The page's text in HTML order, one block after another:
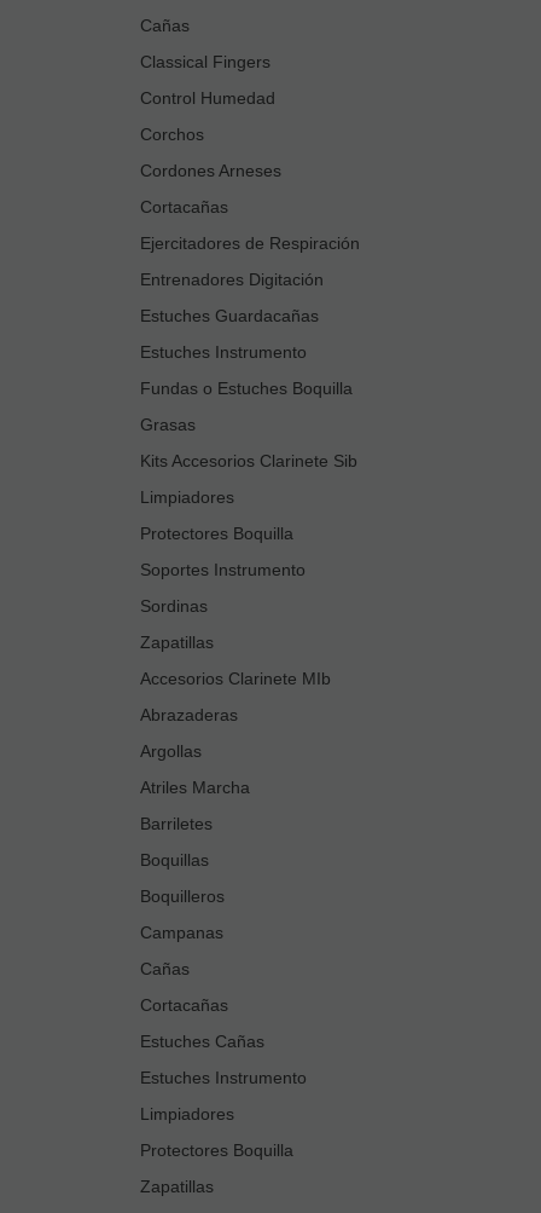
Cañas
Classical Fingers
Control Humedad
Corchos
Cordones Arneses
Cortacañas
Ejercitadores de Respiración
Entrenadores Digitación
Estuches Guardacañas
Estuches Instrumento
Fundas o Estuches Boquilla
Grasas
Kits Accesorios Clarinete Sib
Limpiadores
Protectores Boquilla
Soportes Instrumento
Sordinas
Zapatillas
Accesorios Clarinete MIb
Abrazaderas
Argollas
Atriles Marcha
Barriletes
Boquillas
Boquilleros
Campanas
Cañas
Cortacañas
Estuches Cañas
Estuches Instrumento
Limpiadores
Protectores Boquilla
Zapatillas